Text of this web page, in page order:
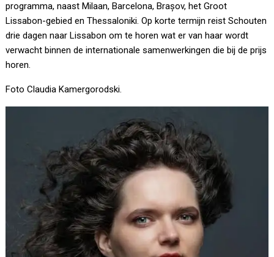
programma, naast Milaan, Barcelona, Brașov, het Groot
Lissabon-gebied en Thessaloniki. Op korte termijn reist Schouten
drie dagen naar Lissabon om te horen wat er van haar wordt
verwacht binnen de internationale samenwerkingen die bij de prijs
horen.
Foto Claudia Kamergorodski.